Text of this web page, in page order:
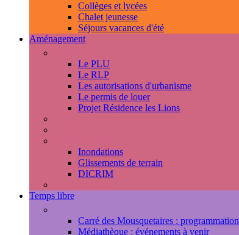
Collèges et lycées
Chalet jeunesse
Séjours vacances d'été
Aménagement
Le PLU
Le RLP
Les autorisations d'urbanisme
Le permis de louer
Projet Résidence les Lions
Inondations
Glissements de terrain
DICRIM
Temps libre
Carré des Mousquetaires : programmation
Médiathèque : événements à venir